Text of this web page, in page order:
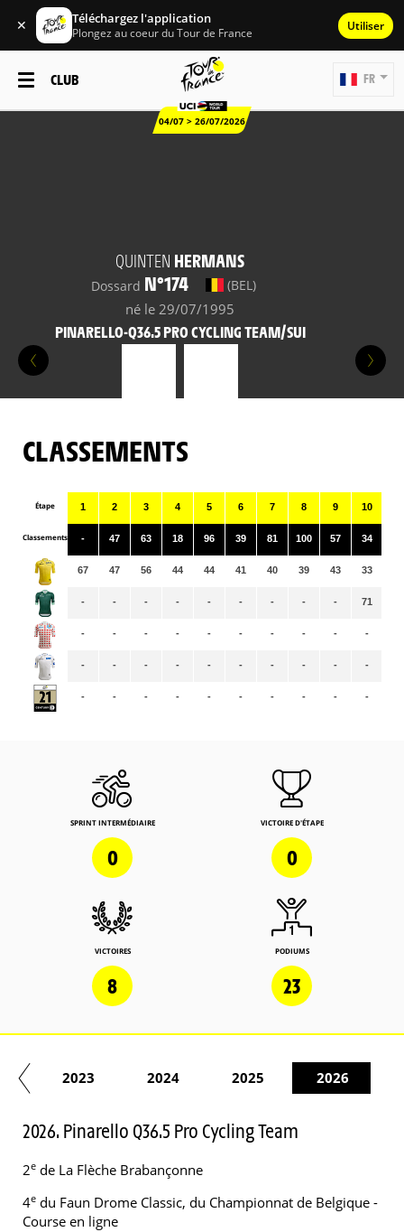
✕ Téléchargez l'application
Plongez au coeur du Tour de France Utiliser
CLUB
04/07 > 26/07/2026
FR
QUINTEN HERMANS
Dossard N°174 (BEL)
né le 29/07/1995
PINARELLO-Q36.5 PRO CYCLING TEAM/SUI
CLASSEMENTS
Étape
Classements
1
-
67
-
-
-
-
2
47
47
-
-
-
-
3
63
56
-
-
-
-
4
18
44
-
-
-
-
5
96
44
-
-
-
-
6
39
41
-
-
-
-
7
81
40
-
-
-
-
8
100
39
-
-
-
-
9
57
43
-
-
-
-
10
34
33
71
-
-
-
SPRINT INTERMÉDIAIRE
0
VICTOIRE D'ÉTAPE
0
VICTOIRES
8
PODIUMS
23
2023 2024 2025 2026
2026. Pinarello Q36.5 Pro Cycling Team
2e de La Flèche Brabançonne
4e du Faun Drome Classic, du Championnat de Belgique -
Course en ligne